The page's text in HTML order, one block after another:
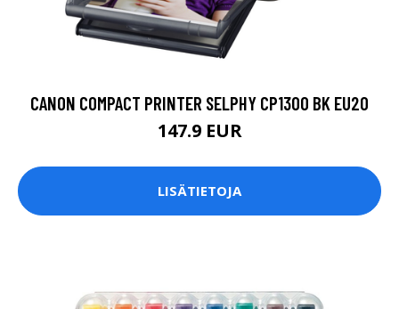
CANON COMPACT PRINTER SELPHY CP1300 BK EU20
147.9 EUR
LISÄTIETOJA